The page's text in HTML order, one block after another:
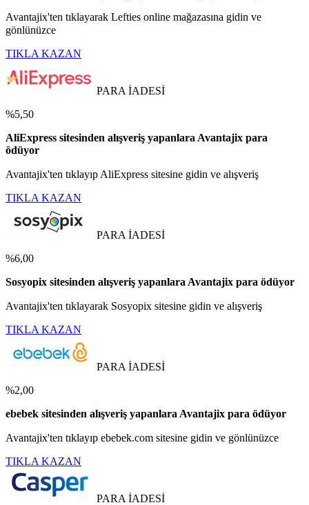
Avantajix'ten tıklayarak Lefties online mağazasına gidin ve
gönlünüzce
TIKLA KAZAN
PARA İADESİ
%5,50
AliExpress sitesinden alışveriş yapanlara Avantajix para
ödüyor
Avantajix'ten tıklayıp AliExpress sitesine gidin ve alışveriş
TIKLA KAZAN
PARA İADESİ
%6,00
Sosyopix sitesinden alışveriş yapanlara Avantajix para ödüyor
Avantajix'ten tıklayarak Sosyopix sitesine gidin ve alışveriş
TIKLA KAZAN
PARA İADESİ
%2,00
ebebek sitesinden alışveriş yapanlara Avantajix para ödüyor
Avantajix'ten tıklayıp ebebek.com sitesine gidin ve gönlünüzce
TIKLA KAZAN
PARA İADESİ